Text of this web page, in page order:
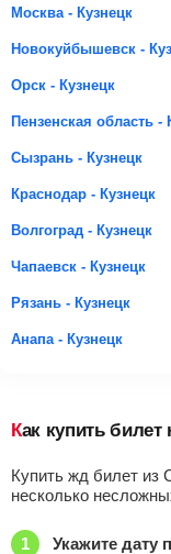
Москва - Кузнецк
Новокуйбышевск -
Орск - Кузнецк
Пензенская область -
Сызрань - Кузнецк
Краснодар - Кузнецк
Волгоград - Кузнецк
Чапаевск - Кузнецк
Рязань - Кузнецк
Анапа - Кузнецк
Как купить билет
Купить жд билет из
несколько
Укажите дату